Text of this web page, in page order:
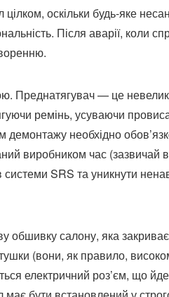
оскільки будь-яке
Після аварії, коли
Преднатягувач — це
ремінь, усуваючи
необхідно
виробником час (зазвичай
SRS та уникнути
обшивку салону, яка
(вони, як правило,
електричний роз’єм, що